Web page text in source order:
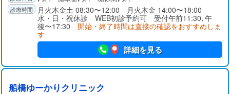
を主に置いた診療を行い、微力ながらも地域医療に貢献をして
いきたいと考えております。宜しくお願いいたします。
月火木金土 08:30〜12:00 月火木金 14:00〜18:00
水・日・祝休診 WEB初診予約可 受付午前11:30､午
後〜17:30 開始・終了時間は直接の確認をおすすめしま
す
詳細を見る
船橋ゆーかりクリニック